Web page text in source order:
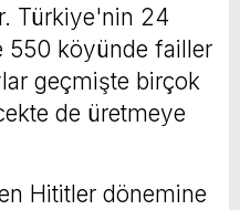
Türkiye'nin 24
550 köyünde failler
geçmişte birçok
de üretmeye
Hititler dönemine